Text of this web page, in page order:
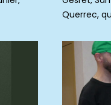
Querrec,